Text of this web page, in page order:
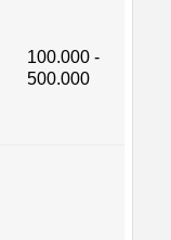
100.000 -
500.000